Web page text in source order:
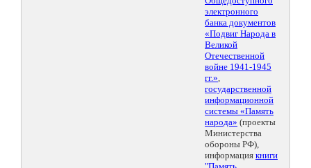
электронного
банка документов
«Подвиг Народа в
Великой
Отечественной
войне 1941-1945
гг.»,
государственной
информационной
системы «Память
народа» (проекты
Министерства
обороны РФ),
информация книги